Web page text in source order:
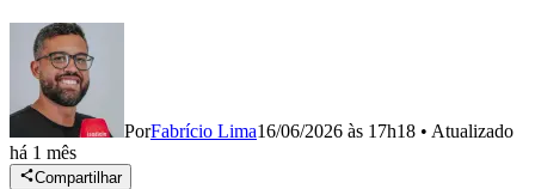
PorFabrício Lima16/06/2026 às 17h18 • Atualizado
há 1 mês
Compartilhar